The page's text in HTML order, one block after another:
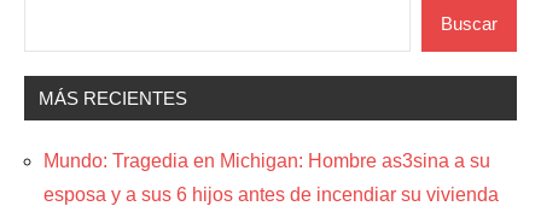
Buscar
MÁS RECIENTES
Mundo: Tragedia en Michigan: Hombre as3sina a su
esposa y a sus 6 hijos antes de incendiar su vivienda